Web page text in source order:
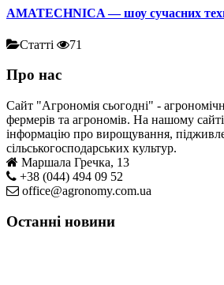
AMATECHNICA — шоу сучасних
Статті 71
Про нас
Сайт "Агрономія сьогодні" -
фермерів та агрономів. На нашому
інформацію про вирощування,
сільськогосподарських культур.
Маршала Гречка, 13
+38 (044) 494 09 52
office@agronomy.com.ua
Останні новини